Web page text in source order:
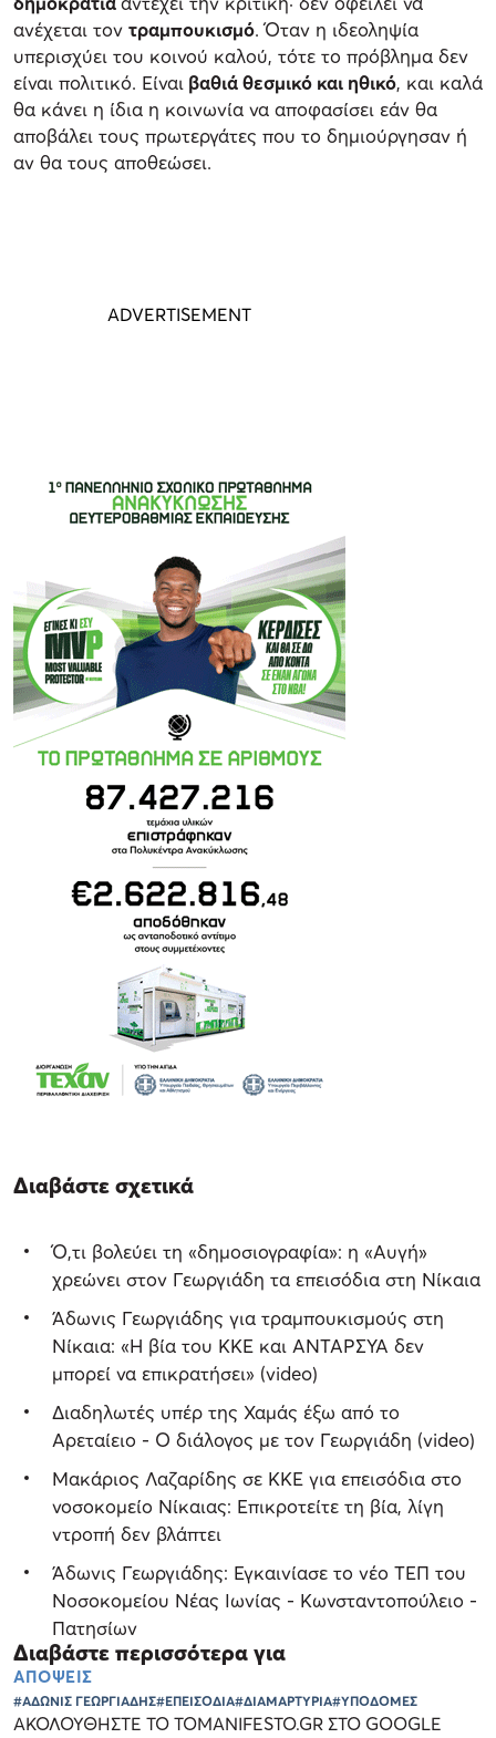
ανέχεται τον τραμπουκισμό. Όταν η ιδεοληψία
υπερισχύει του κοινού καλού, τότε το πρόβλημα δεν
είναι πολιτικό. Είναι βαθιά θεσμικό και ηθικό, και καλά
θα κάνει η ίδια η κοινωνία να αποφασίσει εάν θα
αποβάλει τους πρωτεργάτες που το δημιούργησαν ή
αν θα τους αποθεώσει.
Διαβάστε σχετικά
Ό,τι βολεύει τη «δημοσιογραφία»: η «Αυγή»
χρεώνει στον Γεωργιάδη τα επεισόδια στη Νίκαια
Άδωνις Γεωργιάδης για τραμπουκισμούς στη
Νίκαια: «Η βία του ΚΚΕ και ΑΝΤΑΡΣΥΑ δεν
μπορεί να επικρατήσει» (video)
Διαδηλωτές υπέρ της Χαμάς έξω από το
Αρεταίειο - Ο διάλογος με τον Γεωργιάδη (video)
Μακάριος Λαζαρίδης σε ΚΚΕ για επεισόδια στο
νοσοκομείο Νίκαιας: Επικροτείτε τη βία, λίγη
ντροπή δεν βλάπτει
Άδωνις Γεωργιάδης: Εγκαινίασε το νέο ΤΕΠ του
Νοσοκομείου Νέας Ιωνίας - Κωνσταντοπούλειο -
Πατησίων
Διαβάστε περισσότερα για
ΑΠΟΨΕΙΣ
#ΑΔΩΝΙΣ ΓΕΩΡΓΙΑΔΗΣ#ΕΠΕΙΣΟΔΙΑ#ΔΙΑΜΑΡΤΥΡΙΑ#ΥΠΟΔΟΜΕΣ
ΑΚΟΛΟΥΘΗΣΤΕ ΤΟ TOMANIFESTO.GR ΣΤΟ GOOGLE